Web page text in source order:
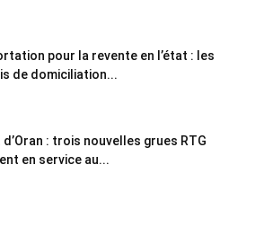
pour la revente en l’état : les
de domiciliation...
: trois nouvelles grues RTG
en service au...